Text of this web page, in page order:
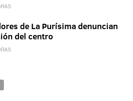
de La Purísima denuncian
del centro